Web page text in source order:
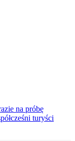
na próbę
turyści